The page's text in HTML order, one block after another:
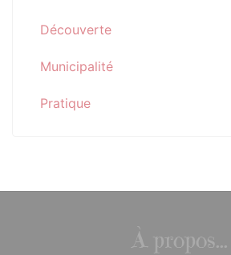
Découverte
Municipalité
Pratique
À propos...